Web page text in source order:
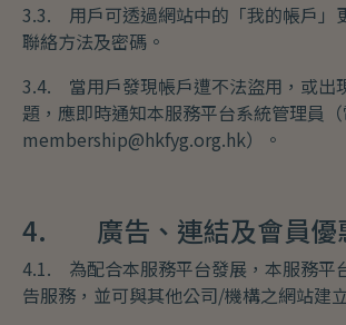
3.3. 用戶可透過網站中的「我的帳戶」
聯絡方法及密碼。
3.4. 當用戶發現帳戶遭不法盜用，或出
題，應即時通知本服務平台系統管理員（
membership@hkfyg.org.hk）。
4. 廣告、連結及會員優
4.1. 為配合本服務平台發展，本服務平
告服務，並可與其他公司/機構之網站建